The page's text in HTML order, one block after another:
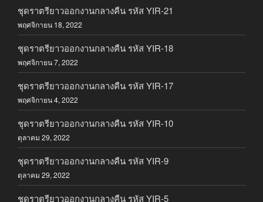
ชุดราตรียาวออกงานกลางคืน รหัส YIR-21
พฤศจิกายน 18, 2022
ชุดราตรียาวออกงานกลางคืน รหัส YIR-18
พฤศจิกายน 7, 2022
ชุดราตรียาวออกงานกลางคืน รหัส YIR-17
พฤศจิกายน 4, 2022
ชุดราตรียาวออกงานกลางคืน รหัส YIR-10
ตุลาคม 29, 2022
ชุดราตรียาวออกงานกลางคืน รหัส YIR-9
ตุลาคม 29, 2022
ชุดราตรียาวออกงานกลางคืน รหัส YIR-5